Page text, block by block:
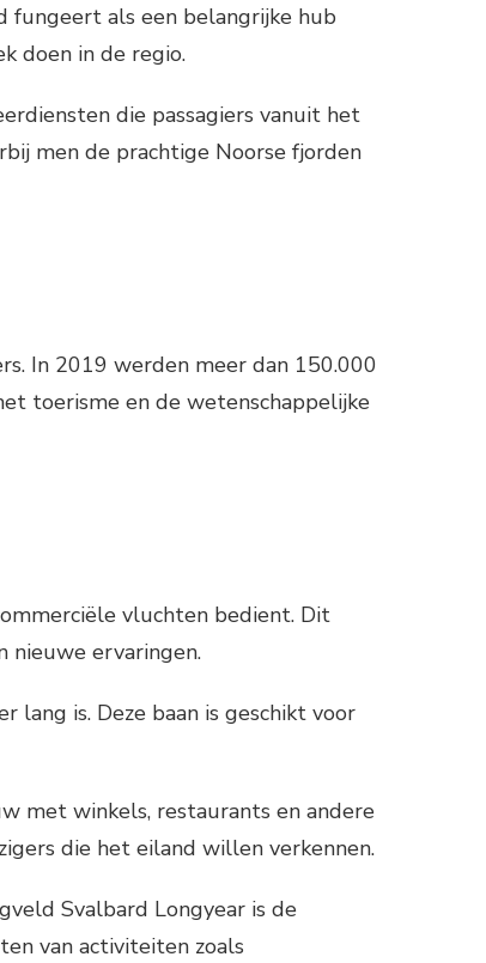
fungeert als een belangrijke hub
doen in de regio.
die passagiers vanuit het
men de prachtige Noorse fjorden
In 2019 werden meer dan 150.000
toerisme en de wetenschappelijke
vluchten bedient. Dit
nieuwe ervaringen.
is. Deze baan is geschikt voor
met winkels, restaurants en andere
die het eiland willen verkennen.
Svalbard Longyear is de
van activiteiten zoals